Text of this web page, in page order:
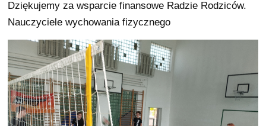
Dziękujemy za wsparcie finansowe Radzie Rodziców.
Nauczyciele wychowania fizycznego